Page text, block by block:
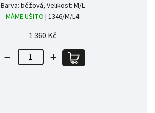
Barva: béžová, Velikost: M/L
MÁME UŠITO | 1346/M/L4
1 360 Kč